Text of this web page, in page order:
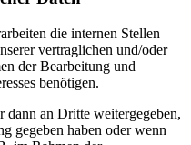
die internen Stellen
vertraglichen und/oder
der Bearbeitung und
benötigen.
an Dritte weitergegeben,
gegeben haben oder wenn